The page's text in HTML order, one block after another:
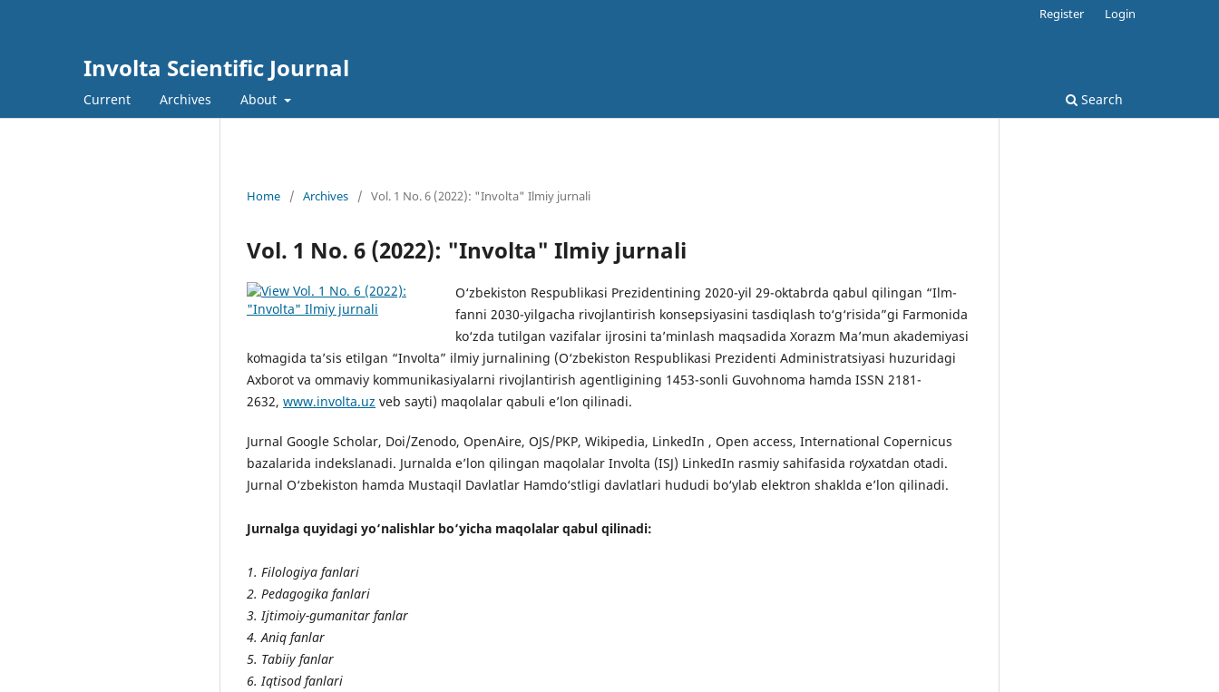
Involta Scientific Journal
Current Archives About Search
Register Login
Home / Archives / Vol. 1 No. 6 (2022): "Involta" Ilmiy jurnali
Vol. 1 No. 6 (2022): "Involta" Ilmiy jurnali
O‘zbekiston Respublikasi Prezidentining 2020-yil 29-oktabrda qabul qilingan “Ilm-
fanni 2030-yilgacha rivojlantirish konsepsiyasini tasdiqlash to‘g‘risida”gi Farmonida
ko‘zda tutilgan vazifalar ijrosini ta’minlash maqsadida Xorazm Maʼmun akademiyasi
koʻmagida ta’sis etilgan “Involta” ilmiy jurnalining (O‘zbekiston Respublikasi Prezidenti Administratsiyasi huzuridagi
Axborot va ommaviy kommunikasiyalarni rivojlantirish agentligining 1453-sonli Guvohnoma hamda ISSN 2181-
2632, www.involta.uz veb sayti) maqolalar qabuli e’lon qilinadi.
Jurnal Google Scholar, Doi/Zenodo, OpenAire, OJS/PKP, Wikipedia, LinkedIn , Open access, International Copernicus
bazalarida indekslanadi. Jurnalda e’lon qilingan maqolalar Involta (ISJ) LinkedIn rasmiy sahifasida roʻyxatdan oʻtadi.
Jurnal O‘zbekiston hamda Mustaqil Davlatlar Hamdo‘stligi davlatlari hududi bo‘ylab elektron shaklda e’lon qilinadi.
Jurnalga quyidagi yo‘nalishlar bo‘yicha maqolalar qabul qilinadi:
1. Filologiya fanlari
2. Pedagogika fanlari
3. Ijtimoiy-gumanitar fanlar
4. Aniq fanlar
5. Tabiiy fanlar
6. Iqtisod fanlari